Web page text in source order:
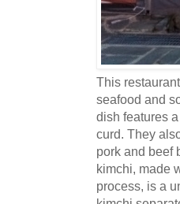
This
seafood and
dish features
curd. They
pork and beef
kimchi, made
process, is a